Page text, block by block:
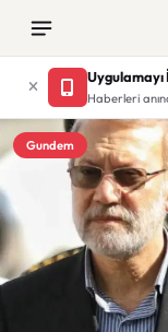
Haberleri
Gundem